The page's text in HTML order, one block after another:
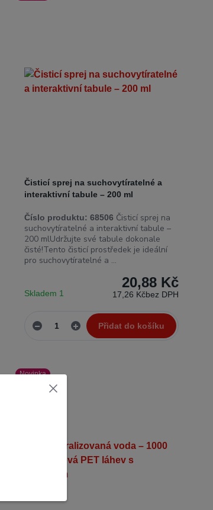
Čisticí sprej na suchovytíratelné a
interaktivní tabule – 200 ml
Číslo produktu: 68506 Čisticí sprej na
suchovytíratelné a interaktivní tabule –
200 mlUdržujte své tabule dokonale
čisté!Tento čisticí prostředek je ideální
pro suchovytíratelné a ...
20,88 Kč
17,26 Kčbez DPH
Skladem 1
Přidat do košíku
Novinka